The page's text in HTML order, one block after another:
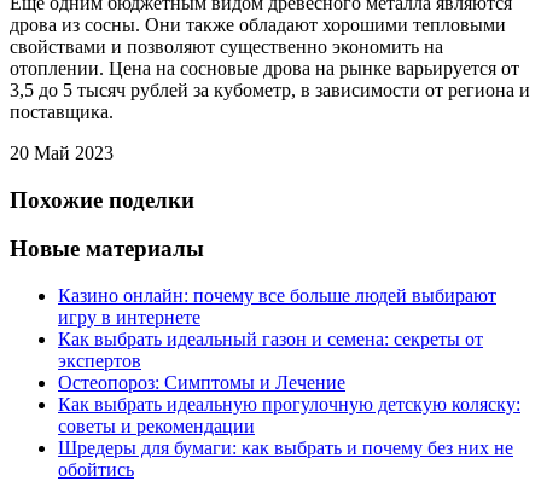
дрова из сосны. Они также обладают хорошими тепловыми
свойствами и позволяют существенно экономить на
отоплении. Цена на сосновые дрова на рынке варьируется от
3,5 до 5 тысяч рублей за кубометр, в зависимости от региона и
поставщика.
20 Май 2023
Похожие поделки
Новые материалы
Казино онлайн: почему все больше людей выбирают
игру в интернете
Как выбрать идеальный газон и семена: секреты от
экспертов
Остеопороз: Симптомы и Лечение
Как выбрать идеальную прогулочную детскую коляску:
советы и рекомендации
Шредеры для бумаги: как выбрать и почему без них не
обойтись